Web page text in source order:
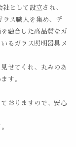
として設立され、
ス職人を集め、デ
融合した高品質なガ
るガラス照明器具メ
せてくれ、丸みのあ
す。
おりますので、安心